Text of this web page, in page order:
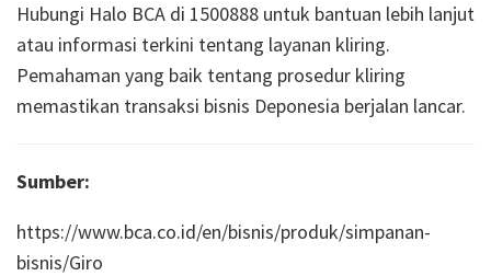
Hubungi Halo BCA di 1500888 untuk bantuan lebih lanjut
atau informasi terkini tentang layanan kliring.
Pemahaman yang baik tentang prosedur kliring
memastikan transaksi bisnis Deponesia berjalan lancar.
Sumber:
https://www.bca.co.id/en/bisnis/produk/simpanan-
bisnis/Giro